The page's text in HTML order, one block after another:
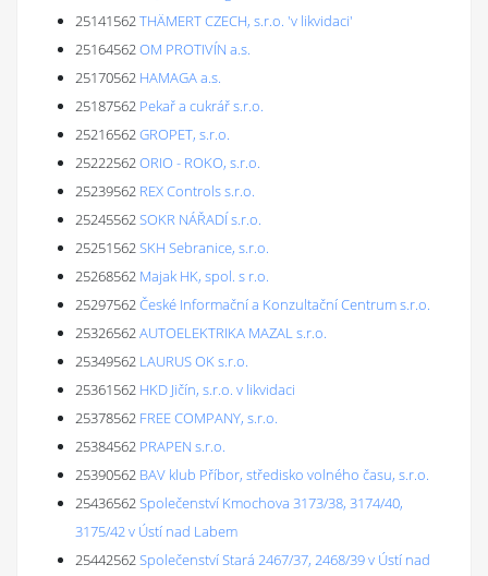
25141562THÄMERT CZECH, s.r.o. 'v likvidaci'
25164562OM PROTIVÍN a.s.
25170562 HAMAGA a.s.
25187562 Pekař a cukrář s.r.o.
25216562GROPET, s.r.o.
25222562ORIO - ROKO, s.r.o.
25239562 REX Controls s.r.o.
25245562SOKR NÁŘADÍ s.r.o.
25251562SKH Sebranice, s.r.o.
25268562 Majak HK, spol. s r.o.
25297562České Informační a Konzultační Centrum s.r.o.
25326562AUTOELEKTRIKA MAZAL s.r.o.
25349562 LAURUS OK s.r.o.
25361562 HKD Jičín, s.r.o. v likvidaci
25378562 FREE COMPANY, s.r.o.
25384562 PRAPEN s.r.o.
25390562 BAV klub Příbor, středisko volného času, s.r.o.
25436562Společenství Kmochova 3173/38, 3174/40,
3175/42 v Ústí nad Labem
25442562Společenství Stará 2467/37, 2468/39 v Ústí nad